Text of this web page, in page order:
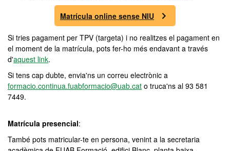
Matrícula online sense NIU
Si tries pagament per TPV (targeta) i no realitzes el pagament en
el moment de la matrícula, pots fer-ho més endavant a través
d'aquest link.
Si tens cap dubte, envia'ns un correu electrònic a
formacio.continua.fuabformacio@uab.cat o truca'ns al 93 581
7449.
Matrícula presencial:
També pots matricular-te en persona, venint a la secretaria